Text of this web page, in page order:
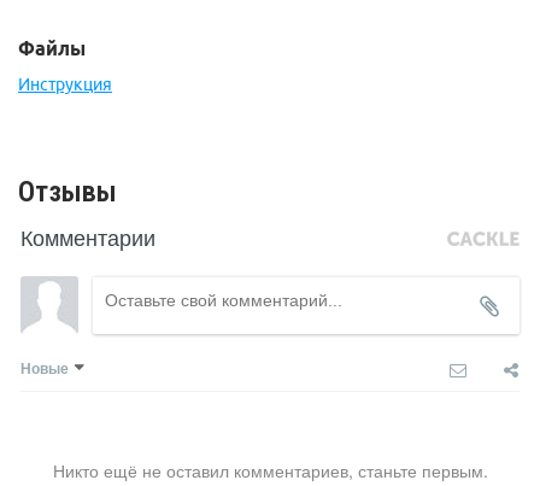
Файлы
Инструкция
Отзывы
Комментарии
Новые
Никто ещё не оставил комментариев, станьте первым.